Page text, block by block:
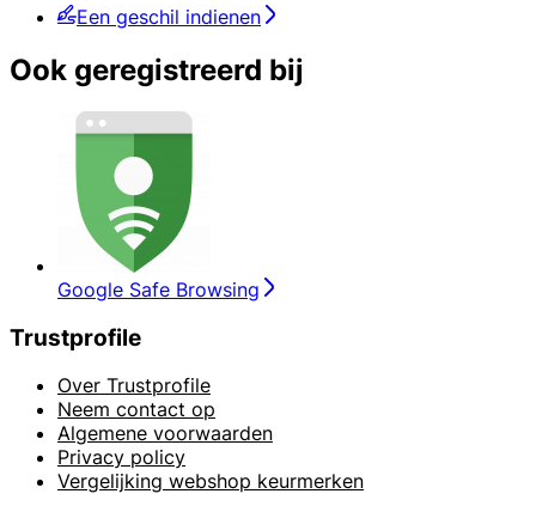
Een geschil indienen
Ook geregistreerd bij
Google Safe Browsing
Trustprofile
Over Trustprofile
Neem contact op
Algemene voorwaarden
Privacy policy
Vergelijking webshop keurmerken